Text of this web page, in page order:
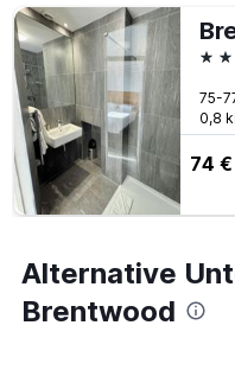
Tagen
anzeigt.
dem
Aufenthalt
anzeigt
Das
Diagramm
hat
1
Y-
Achse,
die
durchschnittlichen
Zimmerpreis
anzeigt
3
0,8
74 €
Alternative
Brentwood